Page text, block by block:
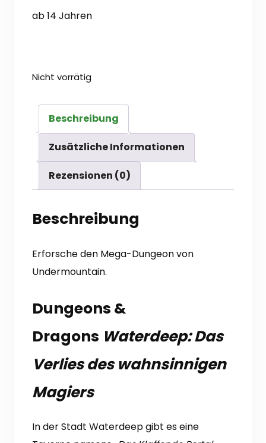
ab 14 Jahren
Nicht vorrätig
Beschreibung
Zusätzliche Informationen
Rezensionen (0)
Beschreibung
Erforsche den Mega-Dungeon von
Undermountain.
Dungeons &
Dragons Waterdeep: Das
Verlies des wahnsinnigen
Magiers
In der Stadt Waterdeep gibt es eine